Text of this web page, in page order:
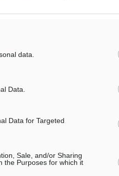
data.
Data.
Data for Targeted
Sale, and/or Sharing
the Purposes for which it
στην επιχείρηση…